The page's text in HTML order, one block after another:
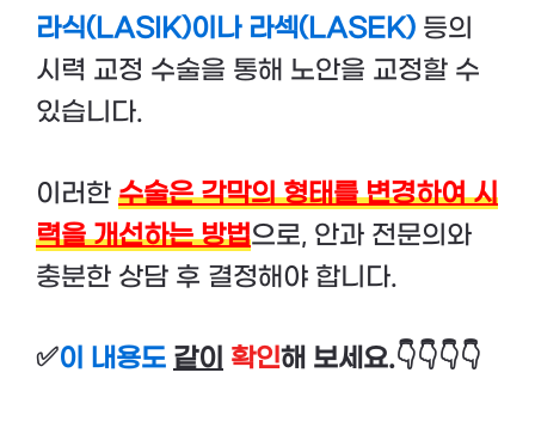
라식(LASIK)이나 라섹(LASEK) 등의
시력 교정 수술을 통해 노안을 교정할 수
있습니다.
이러한 수술은 각막의 형태를 변경하여 시
력을 개선하는 방법으로, 안과 전문의와
충분한 상담 후 결정해야 합니다.
✅이 내용도 같이 확인해 보세요.👇👇👇👇